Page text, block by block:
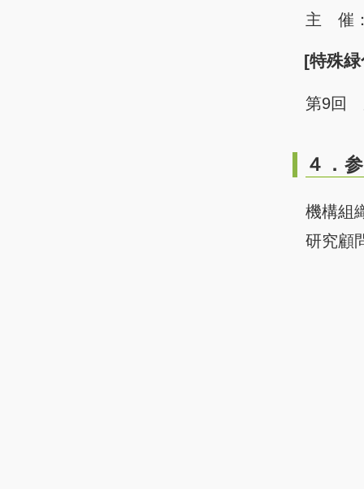
主 催
[特殊
第9回
４．
機構組
研究顧